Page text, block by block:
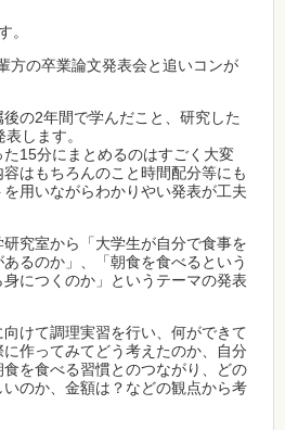
。
方の卒業論文発表会と追いコンが
の2年間で学んだこと、研究した
します。
15分にまとめるのはすごく大変
はもちろんのこと時間配分等にも
用いながらわかりやい発表が工夫
究室から「大学生が自分で食事を
るのか」、「朝食を食べるという
につくのか」というテーマの発表
けて調理実習を行い、何ができて
作ってみてどう考えたのか、自分
を食べる習慣とのつながり、どの
のか、金額は？などの観点から考